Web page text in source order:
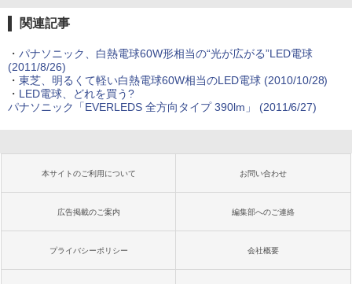
関連記事
・ パナソニック、白熱電球60W形相当の“光が広がる”LED電球
(2011/8/26)
・ 東芝、明るくて軽い白熱電球60W相当のLED電球 (2010/10/28)
・ LED電球、どれを買う?
パナソニック「EVERLEDS 全方向タイプ 390lm」 (2011/6/27)
本サイトのご利用について お問い合わせ
広告掲載のご案内 編集部へのご連絡
プライバシーポリシー 会社概要